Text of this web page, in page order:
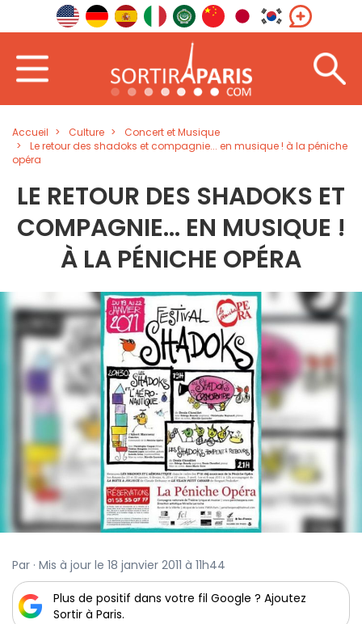
Accueil Culture
Concert et Musique
Le retour des shadoks et compagnie... en musique ! à la péniche
opéra
LE RETOUR DES SHADOKS ET
COMPAGNIE... EN MUSIQUE !
À LA PÉNICHE OPÉRA
Par · Mis à jour le 18 janvier 2011 à 11h44
Plus de positif dans votre fil Google ? Ajoutez
Sortir à Paris.